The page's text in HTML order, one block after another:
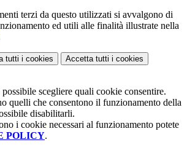
terzi da questo utilizzati si avvalgono di
ed utili alle finalità illustrate nella
tutti i cookies Accetta tutti i cookies
possibile scegliere quali cookie consentire.
quelli che consentono il funzionamento della
disabilitarli.
i cookie necessari al funzionamento potete
POLICY.